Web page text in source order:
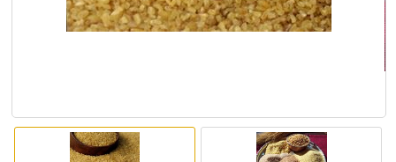
İHALELERİ
SSS